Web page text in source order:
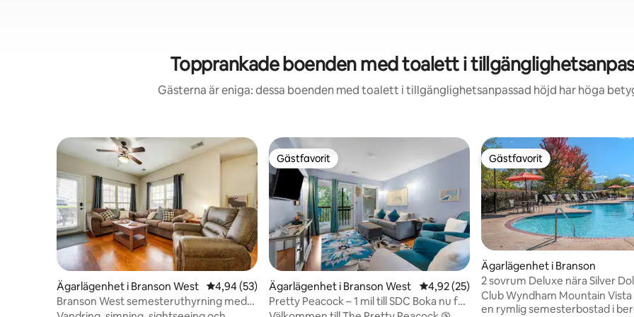
Topprankade boenden med toalett i
Gästerna är eniga: dessa boenden med toalett i tillgänglighetsanpassad höjd har höga
Ägarlägenhet i Branson West 4,94 av 5 i genomsnittligt betyg, 53 omdömen
4,94 (53)
Branson West semesteruthyrning med
Gästfavorit
Gästfavorit
Ägarlägenhet i Branson West 4,92 av 5 i genomsnittligt betyg, 25
4,92 (25)
Pretty Peacock – 1 mil till SDC Boka nu för
Gästfavorit
Gästfavorit
Ägarlägenhet i Branson
2 sovrum Deluxe nära Silver
vattenparker!
Club Wyndham Mountain
en rymlig semesterbostad i